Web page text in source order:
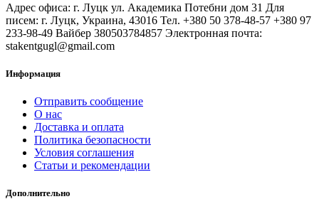
Адрес офиса: г. Луцк ул. Академика Потебни дом 31 Для
писем: г. Луцк, Украина, 43016 Тел. +380 50 378-48-57 +380 97
233-98-49 Вайбер 380503784857 Электронная почта:
stakentgugl@gmail.com
Информация
Отправить сообщение
О нас
Доставка и оплата
Политика безопасности
Условия соглашения
Статьи и рекомендации
Дополнительно